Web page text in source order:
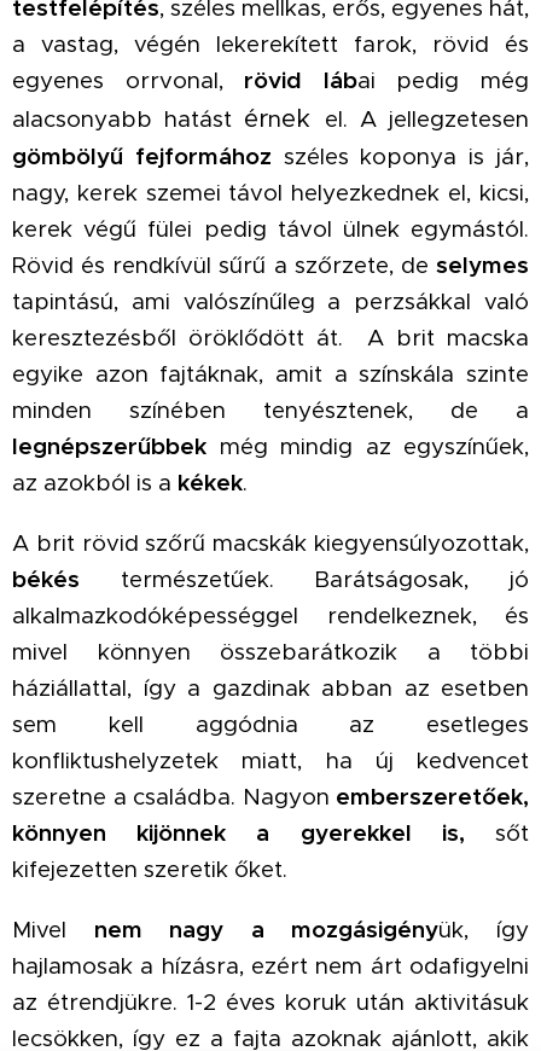
testfelépítés, széles mellkas, erős, egyenes hát,
a vastag, végén lekerekített farok, rövid és
egyenes orrvonal,rövid lábai pedig még
alacsonyabb hatást érnek el. A jellegzetesen
gömbölyű fejformához széles koponya is jár,
nagy, kerek szemei távol helyezkednek el, kicsi,
kerek végű fülei pedig távol ülnek egymástól.
Rövid és rendkívül sűrű a szőrzete, de selymes
tapintású, ami valószínűleg a perzsákkal való
keresztezésből öröklődött át. A brit macska
egyike azon fajtáknak, amit a színskála szinte
minden színében tenyésztenek, de a
legnépszerűbbek még mindig az egyszínűek,
az azokból is a kékek.
A brit rövid szőrű macskák kiegyensúlyozottak,
békés természetűek. Barátságosak, jó
alkalmazkodóképességgel rendelkeznek, és
mivel könnyen összebarátkozik a többi
háziállattal, így a gazdinak abban az esetben
sem kell aggódnia az esetleges
konfliktushelyzetek miatt, ha új kedvencet
szeretne a családba. Nagyon emberszeretőek,
könnyen kijönnek a gyerekkel is, sőt
kifejezetten szeretik őket.
Mivel nem nagy a mozgásigényük, így
hajlamosak a hízásra, ezért nem árt odafigyelni
az étrendjükre. 1-2 éves koruk után aktivitásuk
lecsökken, így ez a fajta azoknak ajánlott, akik